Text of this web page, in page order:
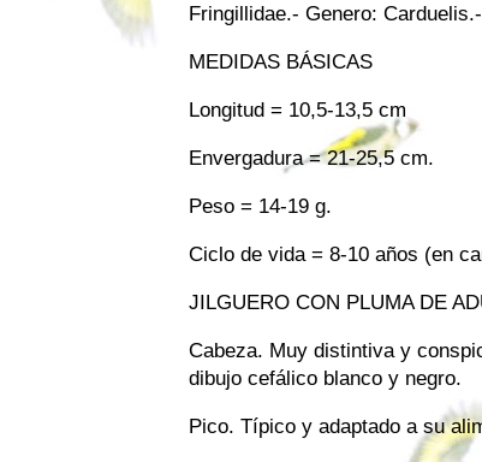
Fringillidae.- Genero:
MEDIDAS BÁSICAS
Longitud = 10,5-13,5 cm
Envergadura = 21-25,5 cm.
Peso = 14-19 g.
Ciclo de vida = 8-10 años (en
JILGUERO CON PLUMA DE
Cabeza. Muy distintiva y
dibujo cefálico blanco y negro.
Pico. Típico y adaptado a su